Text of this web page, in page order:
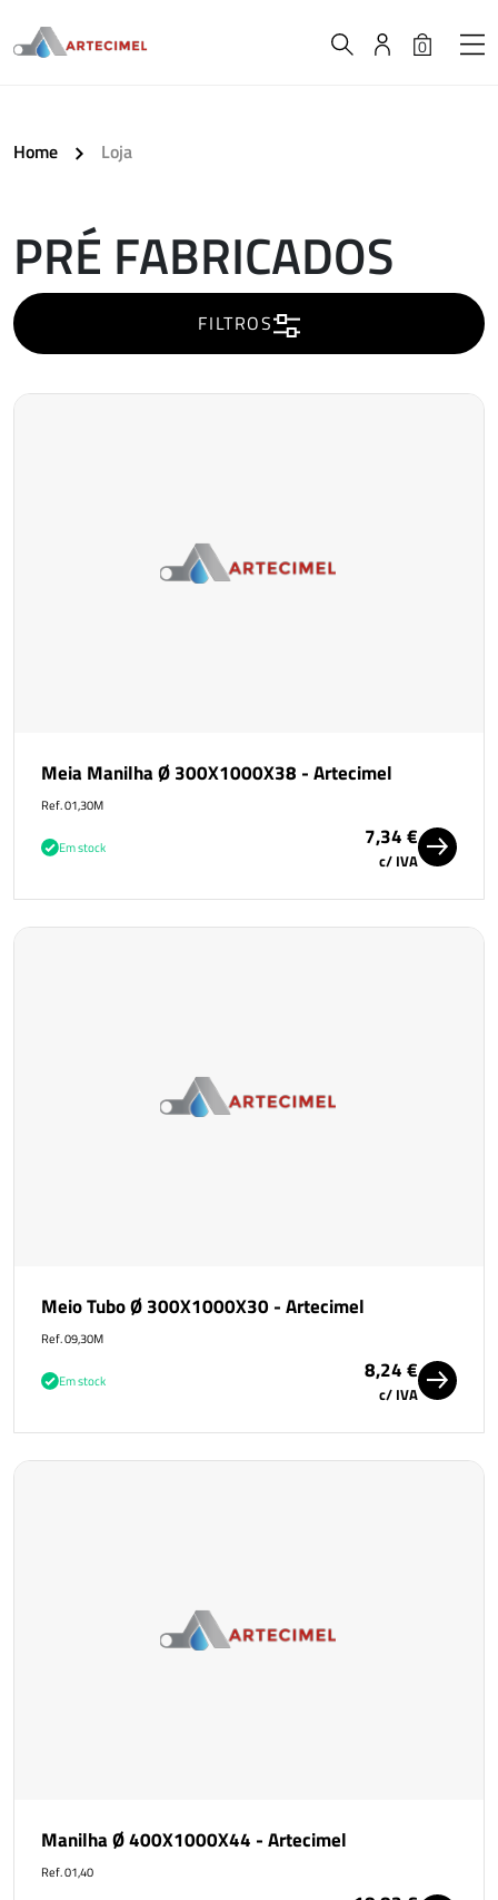
0
Home Loja
PRÉ FABRICADOS
FILTROS
Meia Manilha Ø 300X1000X38 - Artecimel
Ref. 01,30M
Em stock 7,34 €
c/ IVA
Meio Tubo Ø 300X1000X30 - Artecimel
Ref. 09,30M
Em stock 8,24 €
c/ IVA
Manilha Ø 400X1000X44 - Artecimel
Ref. 01,40